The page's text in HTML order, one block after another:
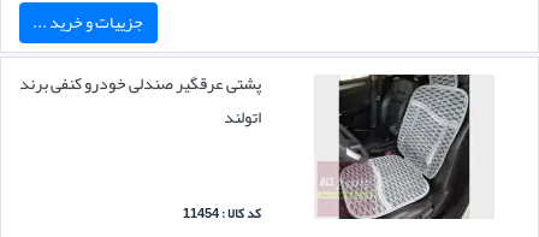
جزییات و خرید ...
پشتی عرقگیر صندلی خودرو کنفی برند
اتولند
کد کالا : 11454